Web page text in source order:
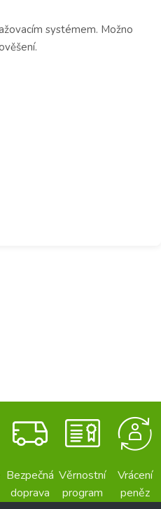
systémem. Možno
Bezpečná
doprava
Věrnostní
program
Vrácení
peněz